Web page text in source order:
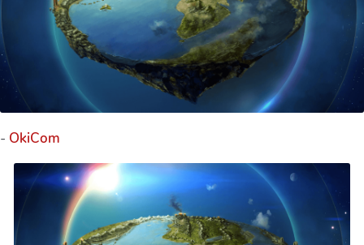
- OkiCom